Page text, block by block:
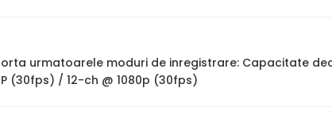
urmatoarele moduri de inregistrare: Capacitate
(30fps) / 12-ch @ 1080p (30fps)